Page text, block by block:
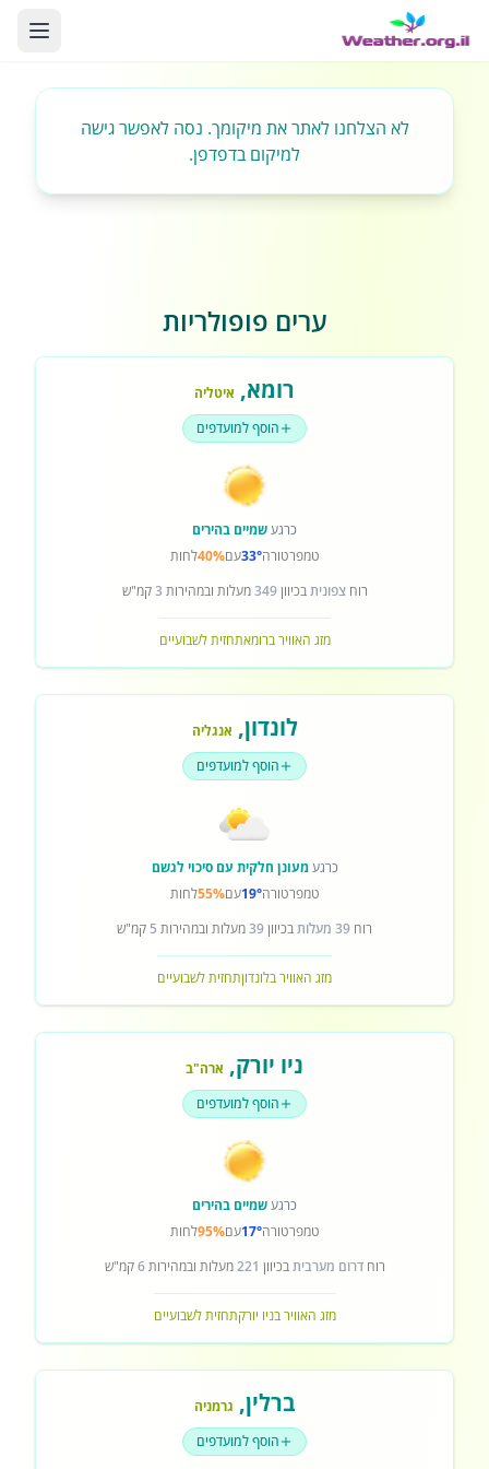
לא הצלחנו לאתר את מיקומך. נסה לאפשר גישה
למיקום בדפדפן.
ערים פופולריות
רומא, איטליה
הוסף למועדפים
כרגעשמיים בהירים
טמפרטורה33°עם40%לחות
רוחצפוניתבכיוון349מעלות ובמהירות 3קמ"ש
מזג האוויר ברומאתחזית לשבועיים
לונדון, אנגליה
הוסף למועדפים
כרגעמעונן חלקית עם סיכוי לגשם
טמפרטורה19°עם55%לחות
רוח 39 מעלות בכיוון39מעלות ובמהירות 5 קמ"ש
מזג האוויר בלונדוןתחזית לשבועיים
ניו יורק, ארה"ב
הוסף למועדפים
כרגעשמיים בהירים
טמפרטורה17°עם95%לחות
רוחדרום מערביתבכיוון 221מעלות ובמהירות6קמ"ש
מזג האוויר בניו יורקתחזית לשבועיים
ברלין, גרמניה
הוסף למועדפים